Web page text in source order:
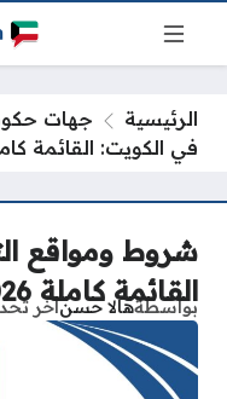
الرئيسية جهات
في الكويت: القائمة كاملة
شروط ومواقع
القائمة كاملة 2026
بواسطةهالا حسنآخر